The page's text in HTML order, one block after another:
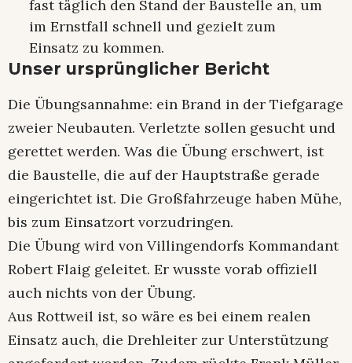
fast täglich den Stand der Baustelle an, um
im Ernstfall schnell und gezielt zum
Einsatz zu kommen.
Unser ursprünglicher Bericht
Die Übungsannahme: ein Brand in der Tiefgarage
zweier Neubauten. Verletzte sollen gesucht und
gerettet werden. Was die Übung erschwert, ist
die Baustelle, die auf der Hauptstraße gerade
eingerichtet ist. Die Großfahrzeuge haben Mühe,
bis zum Einsatzort vorzudringen.
Die Übung wird von Villingendorfs Kommandant
Robert Flaig geleitet. Er wusste vorab offiziell
auch nichts von der Übung.
Aus Rottweil ist, so wäre es bei einem realen
Einsatz auch, die Drehleiter zur Unterstützung